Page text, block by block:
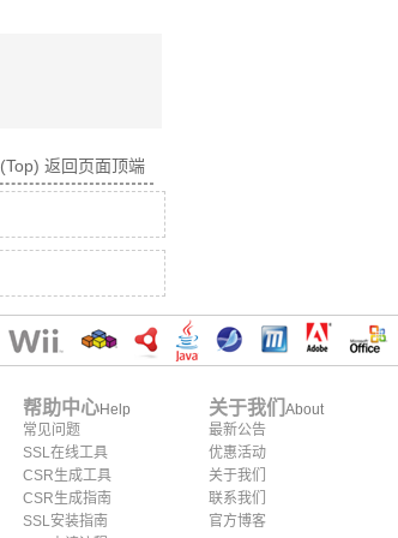
(Top) 返回页面顶端
帮助中心Help
常见问题
SSL在线工具
CSR生成工具
CSR生成指南
SSL安装指南
关于我们 About
最新公告
优惠活动
关于我们
联系我们
官方博客